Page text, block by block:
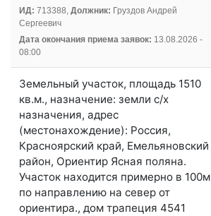
ИД: 713388, Должник: Груздов Андрей
Сергеевич
Дата окончания приема заявок: 13.08.2026 -
08:00
Земельный участок, площадь 1510
кв.м., назначение: земли с/х
назначения, адрес
(местонахождение): Россия,
Красноярский край, Емельяновский
район, Ориентир Ясная поляна.
Участок находится примерно в 100м
по направлению на север от
ориентира., дом трапеция 4541